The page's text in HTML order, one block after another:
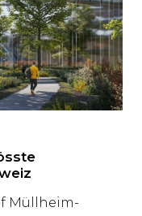
Müllheim-